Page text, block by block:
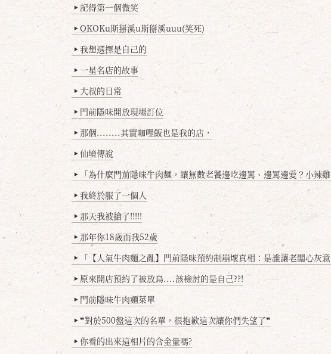
▶ 記得第一個微笑
▶ OKOKu斯掰溪u斯掰溪uuu(笑死)
▶ 我想選擇是自己的
▶ 一星名店的故事
▶ 大叔的日常
▶ 門前隱味開放現場訂位
▶ 那個........其實咖哩飯也是我的店，
▶ 仙境傳說
▶ 「為什麼門前隱味牛肉麵，讓無數老饕邊吃邊罵、邊罵邊愛？小辣雞揭密！」
▶ 我終於服了一個人
▶ 那天我被搶了!!!!!
▶ 那年你18歲而我52歲
▶ 「【人氣牛肉麵之亂】門前隱味預約制崩壞真相：是誰讓老闆心灰意冷？」
▶ 原來開店預約了被放鳥....該檢討的是自己??!
▶ 門前隱味牛肉麵菜單
▶ ❞對於500盤這次的名單，很抱歉這次讓你們失望了❞
▶ 你看的出來這相片的含金量嗎?